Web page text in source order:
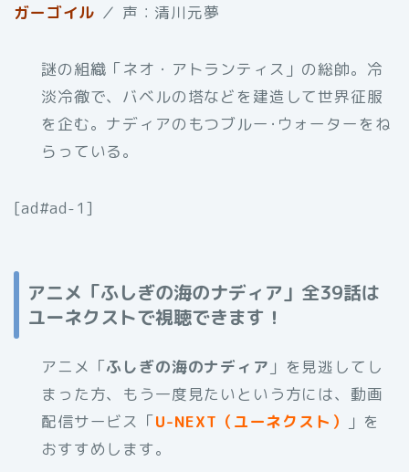
ガーゴイル ／ 声：清川元夢
謎の組織「ネオ・アトランティス」の総帥。冷
淡冷徹で、バベルの塔などを建造して世界征服
を企む。ナディアのもつブルー･ウォーターをね
らっている。
[ad#ad-1]
アニメ「ふしぎの海のナディア」全39話は
ユーネクストで視聴できます！
アニメ「ふしぎの海のナディア 」を見逃してし
まった方、もう一度見たいという方には、動画
配信サービス「U-NEXT（ユーネクスト）
」を
おすすめします。